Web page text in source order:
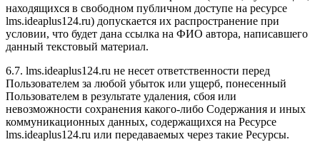
находящихся в свободном публичном доступе на ресурсе
lms.ideaplus124.ru) допускается их распространение при
условии, что будет дана ссылка на ФИО автора, написавшего
данный текстовый материал.
6.7. lms.ideaplus124.ru не несет ответственности перед
Пользователем за любой убыток или ущерб, понесенный
Пользователем в результате удаления, сбоя или
невозможности сохранения какого-либо Содержания и иных
коммуникационных данных, содержащихся на Ресурсе
lms.ideaplus124.ru или передаваемых через такие Ресурсы.